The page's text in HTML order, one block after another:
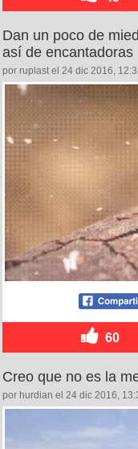
Dan un poco de
así de encantadoras
por ruplast el 24 dic 2016,
60
Creo que no es la
por hurdian el 24 dic 2016,